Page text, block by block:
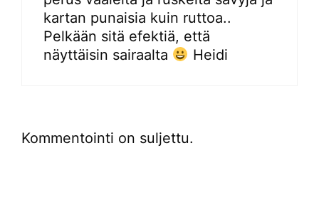
kartan punaisia kuin ruttoa..
Pelkään sitä efektiä, että
näyttäisin sairaalta
Heidi
Kommentointi on suljettu.